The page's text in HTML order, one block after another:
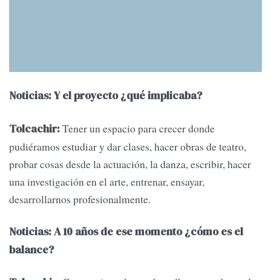
Noticias: Y el proyecto ¿qué implicaba?
Tolcachir:Tener un espacio para crecer donde
pudiéramos estudiar y dar clases, hacer obras de teatro,
probar cosas desde la actuación, la danza, escribir, hacer
una investigación en el arte, entrenar, ensayar,
desarrollarnos profesionalmente.
Noticias: A 10 años de ese momento ¿cómo es el
balance?